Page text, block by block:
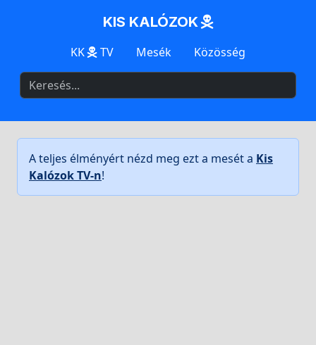
KIS KALÓZOK
KK TV Mesék Közösség
A teljes élményért nézd meg ezt a mesét a Kis
Kalózok TV-n!